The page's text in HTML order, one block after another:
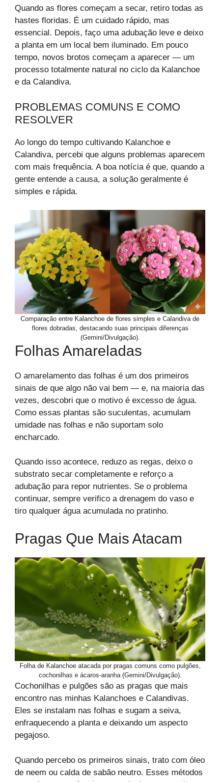
Quando as flores começam a secar, retiro todas as
hastes floridas. É um cuidado rápido, mas
essencial. Depois, faço uma adubação leve e deixo
a planta em um local bem iluminado. Em pouco
tempo, novos brotos começam a aparecer — um
processo totalmente natural no ciclo da Kalanchoe
e da Calandiva.
PROBLEMAS COMUNS E COMO
RESOLVER
Ao longo do tempo cultivando Kalanchoe e
Calandiva, percebi que alguns problemas aparecem
com mais frequência. A boa notícia é que, quando a
gente entende a causa, a solução geralmente é
simples e rápida.
Comparação entre Kalanchoe de flores simples e Calandiva de
flores dobradas, destacando suas principais diferenças
(Gemini/Divulgação).
Folhas Amareladas
O amarelamento das folhas é um dos primeiros
sinais de que algo não vai bem — e, na maioria das
vezes, descobri que o motivo é excesso de água.
Como essas plantas são suculentas, acumulam
umidade nas folhas e não suportam solo
encharcado.
Quando isso acontece, reduzo as regas, deixo o
substrato secar completamente e reforço a
adubação para repor nutrientes. Se o problema
continuar, sempre verifico a drenagem do vaso e
tiro qualquer água acumulada no pratinho.
Pragas Que Mais Atacam
Folha de Kalanchoe atacada por pragas comuns como pulgões,
cochonilhas e ácaros-aranha (Gemini/Divulgação).
Cochonilhas e pulgões são as pragas que mais
encontro nas minhas Kalanchoes e Calandivas.
Eles se instalam nas folhas e sugam a seiva,
enfraquecendo a planta e deixando um aspecto
pegajoso.
Quando percebo os primeiros sinais, trato com óleo
de neem ou calda de sabão neutro. Esses métodos